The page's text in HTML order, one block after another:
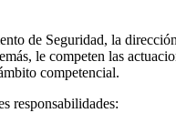
de Seguridad, la
le competen las
competencial.
responsabilidades: